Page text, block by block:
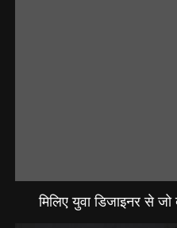
मिलिए युवा डिजाइनर से